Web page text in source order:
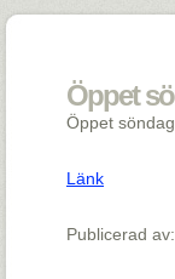
Öppet
Öppet
Länk
Publicerad